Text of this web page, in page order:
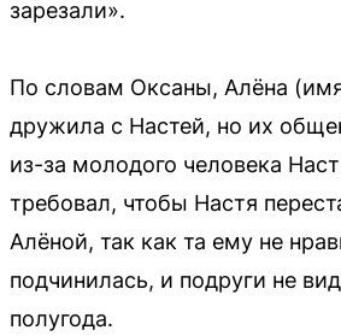
зарезали».
По словам Оксаны, Алёна
дружила с Настей, но их
из-за молодого человека
требовал, чтобы Настя
Алёной, так как та ему не
подчинилась, и подруги не
полугода.